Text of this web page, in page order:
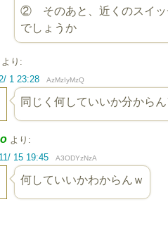
② そのあと、近くのスイッ
でしょうか
より:
1 23:28
AzMzIyMzQ
同じく何していいか分から
より:
15 19:45
A3ODYzNzA
何していいかわからんｗ